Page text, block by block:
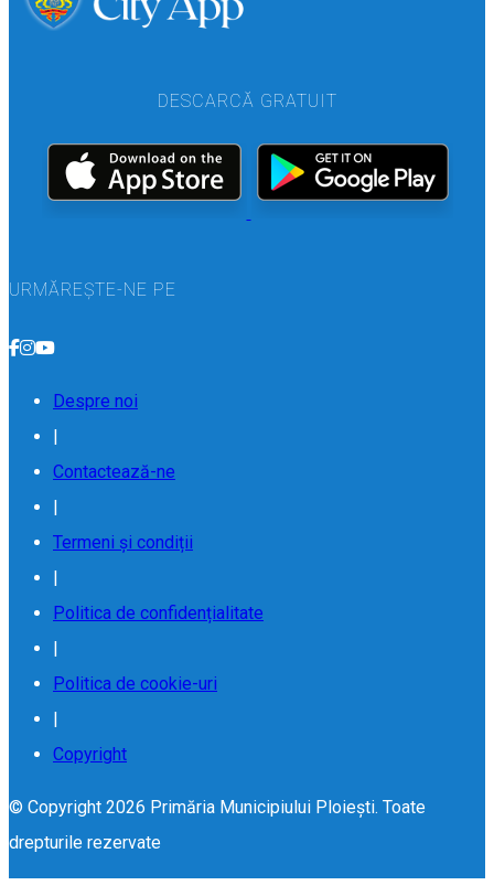
DESCARCĂ GRATUIT
URMĂREȘTE-NE PE
Despre noi
|
Contactează-ne
|
Termeni și condiții
|
Politica de confidențialitate
|
Politica de cookie-uri
|
Copyright
© Copyright 2026 Primăria Municipiului Ploiești. Toate
drepturile rezervate